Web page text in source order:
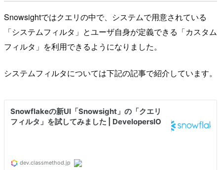
Snowsightではクエリの中で、システムで用意されている
「システムフィルタ」とユーザ自身が定義できる「カスタム
フィルタ」を利用できるようになりました。
システムフィルタについては下記の記事で紹介しています。